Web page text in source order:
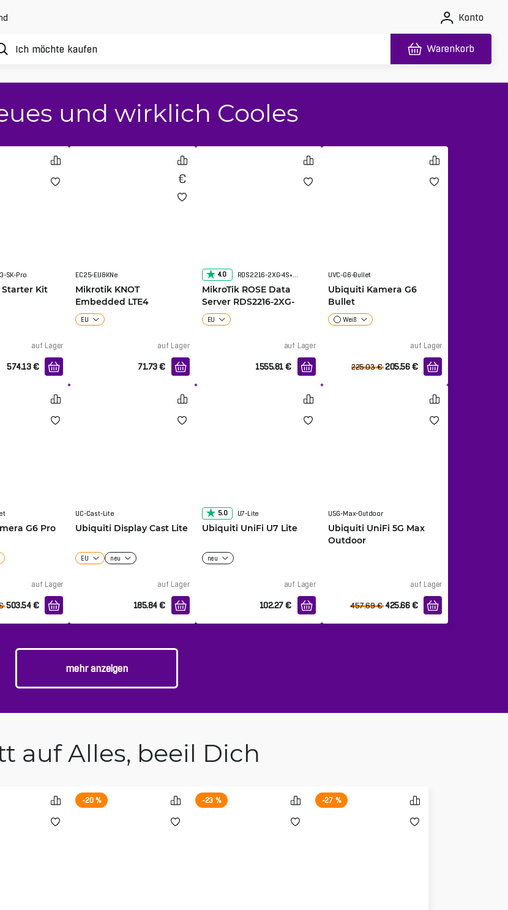
Konto
Warenkorb
und wirklich Cooles
SK-Pro
Kit
auf Lager
574.13 €
EC25-EU&KNe
Mikrotik KNOT
Embedded LTE4
EU
auf Lager
71.73 €
4.0 RDS2216-2XG-4S+4XS-2XQ
MikroTik ROSE Data
Server RDS2216-2XG-
4S+4XS-2XQ
EU
auf Lager
1555.81 €
UVC-G6-Bullet
Ubiquiti Kamera G6
Bullet
Weiß
auf Lager
225.03 € 205.56 €
G6 Pro
auf Lager
503.54 €
UC-Cast-Lite
Ubiquiti Display Cast Lite
EU neu
auf Lager
185.84 €
5.0 U7-Lite
Ubiquiti UniFi U7 Lite
neu
auf Lager
102.27 €
U5G-Max-Outdoor
Ubiquiti UniFi 5G Max
Outdoor
auf Lager
457.69 € 425.66 €
mehr anzeigen
auf Alles, beeil Dich
-20 % -23 % -27 %